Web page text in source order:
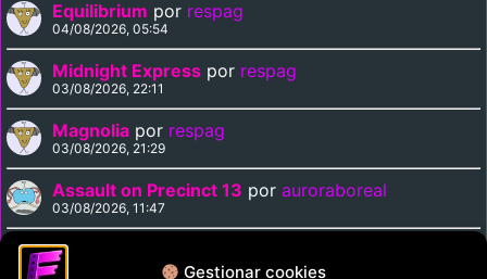
Gestionar cookies
Equilibrium por respag
04/08/2026, 05:54
Midnight Express por respag
03/08/2026, 22:11
Magnolia por respag
03/08/2026, 21:29
Assault on Precinct 13 por auroraboreal
03/08/2026, 11:47
Kaidan
03/08/2026, 11:08